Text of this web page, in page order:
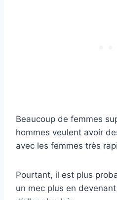
Beaucoup de femmes
hommes veulent avoir
avec les femmes très
Pourtant, il est plus
un mec plus en